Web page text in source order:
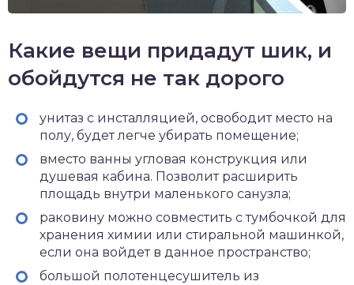
Какие вещи придадут шик, и
обойдутся не так дорого
унитаз с инсталляцией, освободит место на
полу, будет легче убирать помещение;
вместо ванны угловая конструкция или
душевая кабина. Позволит расширить
площадь внутри маленького санузла;
раковину можно совместить с тумбочкой для
хранения химии или стиральной машинкой,
если она войдет в данное пространство;
большой полотенцесушитель из